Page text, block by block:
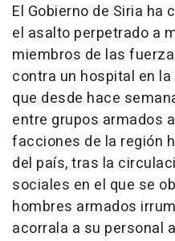
El Gobierno de Siria ha
el asalto perpetrado a
miembros de las
contra un hospital en
que desde hace
entre grupos armados
facciones de la región
del país, tras la
sociales en el que se
hombres armados
acorrala a su personal